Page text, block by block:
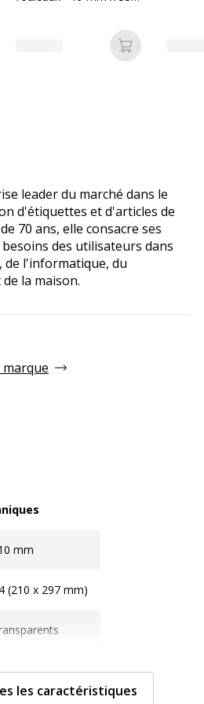
au panier Ajouter au
leader du marché dans le
d'étiquettes et d'articles de
70 ans, elle consacre ses
des utilisateurs dans
de l'informatique, du
la maison.
mm
(210 x 297 mm)
les caractéristiques